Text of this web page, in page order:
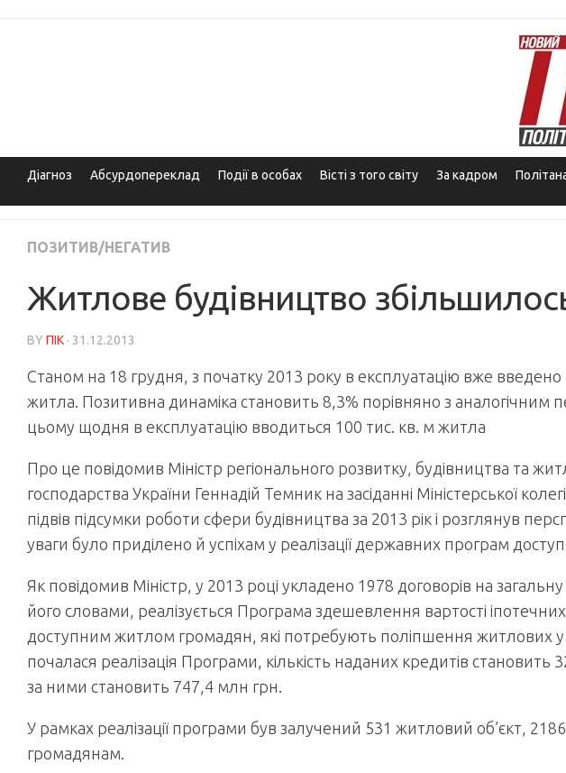
Діагноз Абсурдопереклад Події в особах Вісті з того світу За кадром
ПОЗИТИВ/НЕГАТИВ
Житлове будівництво
BY ПІК · 31.12.2013
Станом на 18 грудня, з початку 2013 року в експлуатацію вже
житла. Позитивна динаміка становить 8,3% порівняно з аналогічним
цьому щодня в експлуатацію вводиться 100 тис. кв. м житла
Про це повідомив Міністр регіонального розвитку, будівництва та
господарства України Геннадій Темник на засіданні Міністерської
підвів підсумки роботи сфери будівництва за 2013 рік і розглянув
уваги було приділено й успіхам у реалізації державних програм
Як повідомив Міністр, у 2013 році укладено 1978 договорів на
його словами, реалізується Програма здешевлення вартості
доступним житлом громадян, які потребують поліпшення житлових
почалася реалізація Програми, кількість наданих кредитів становить
за ними становить 747,4 млн грн.
У рамках реалізації програми був залучений 531 житловий об’єкт,
громадянам.